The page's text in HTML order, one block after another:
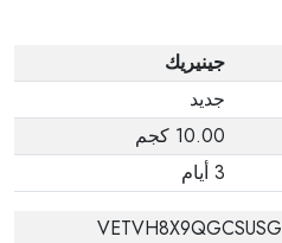
جينيريك
جديد
10.00 كجم
3 أيام
VETVH8X9QGCSUSG